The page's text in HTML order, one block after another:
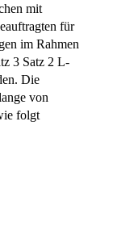
mit
für
im Rahmen
3 Satz 2 L-
Die
von
folgt